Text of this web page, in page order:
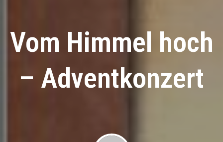
Vom Himmel hoch
– Adventkonzert